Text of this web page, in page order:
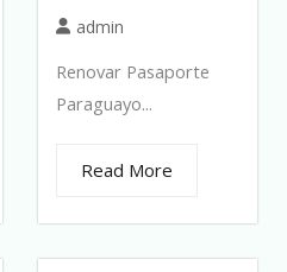
admin
Renovar Pasaporte
Paraguayo...
Read More